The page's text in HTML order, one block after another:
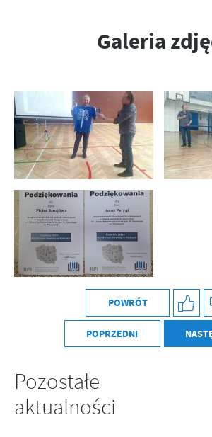
Galeria
POWRÓT
POPRZEDNI
Pozostałe
aktualności